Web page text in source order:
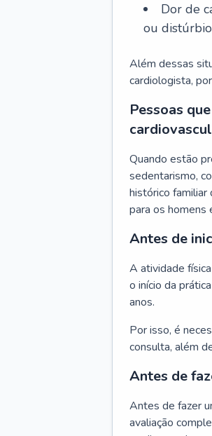
Dor de
ou
Além dessas
cardiologista,
Pessoas
Quando estão
sedentarismo,
histórico familiar
para os homens
Antes de
A atividade
o início da
anos.
Por isso, é
consulta, além
Antes de
Antes de fazer
avaliação